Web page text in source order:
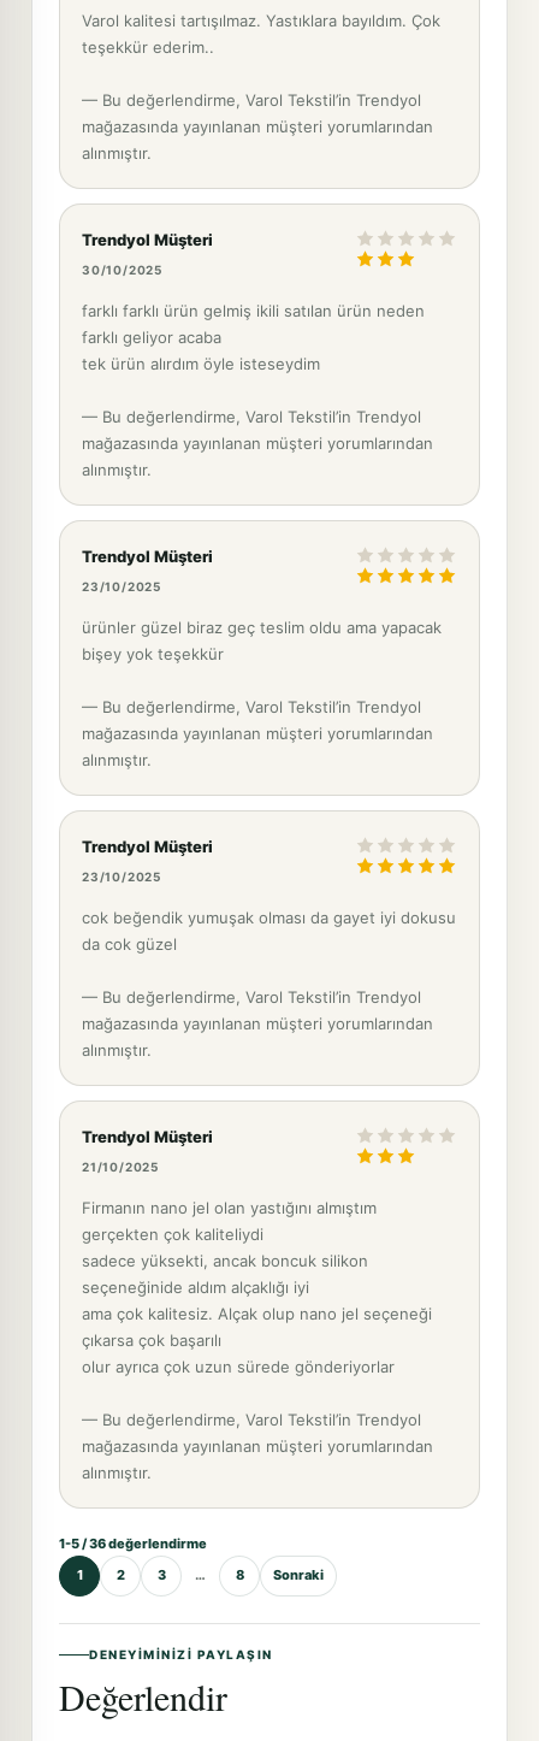
Varol kalitesi tartışılmaz. Yastıklara bayıldım. Çok
teşekkür ederim..
— Bu değerlendirme, Varol Tekstil’in Trendyol
mağazasında yayınlanan müşteri yorumlarından
alınmıştır.
Trendyol Müşteri
30/10/2025
farklı farklı ürün gelmiş ikili satılan ürün neden
farklı geliyor acaba
tek ürün alırdım öyle isteseydim
— Bu değerlendirme, Varol Tekstil’in Trendyol
mağazasında yayınlanan müşteri yorumlarından
alınmıştır.
Trendyol Müşteri
23/10/2025
ürünler güzel biraz geç teslim oldu ama yapacak
bişey yok teşekkür
— Bu değerlendirme, Varol Tekstil’in Trendyol
mağazasında yayınlanan müşteri yorumlarından
alınmıştır.
Trendyol Müşteri
23/10/2025
cok beğendik yumuşak olması da gayet iyi dokusu
da cok güzel
— Bu değerlendirme, Varol Tekstil’in Trendyol
mağazasında yayınlanan müşteri yorumlarından
alınmıştır.
Trendyol Müşteri
21/10/2025
Firmanın nano jel olan yastığını almıştım
gerçekten çok kaliteliydi
sadece yüksekti, ancak boncuk silikon
seçeneğinide aldım alçaklığı iyi
ama çok kalitesiz. Alçak olup nano jel seçeneği
çıkarsa çok başarılı
olur ayrıca çok uzun sürede gönderiyorlar
— Bu değerlendirme, Varol Tekstil’in Trendyol
mağazasında yayınlanan müşteri yorumlarından
alınmıştır.
1-5 / 36 değerlendirme
1
2 3 … 8 Sonraki
DENEYIMINIZI PAYLAŞIN
Değerlendir